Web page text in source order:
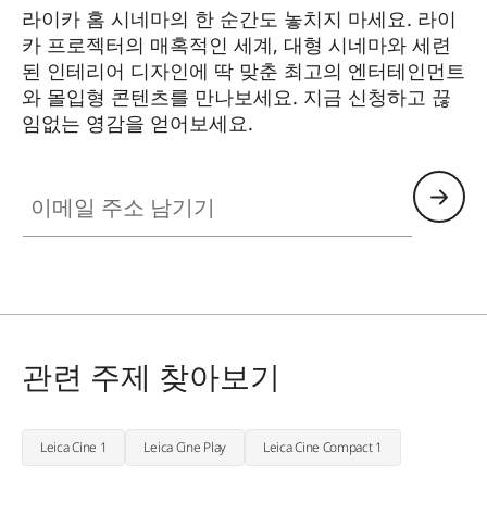
라이카 홈 시네마의 한 순간도 놓치지 마세요. 라이
카 프로젝터의 매혹적인 세계, 대형 시네마와 세련
된 인테리어 디자인에 딱 맞춘 최고의 엔터테인먼트
와 몰입형 콘텐츠를 만나보세요. 지금 신청하고 끊
임없는 영감을 얻어보세요.
관련 주제 찾아보기
Leica Cine 1 Leica Cine Play Leica Cine Compact 1